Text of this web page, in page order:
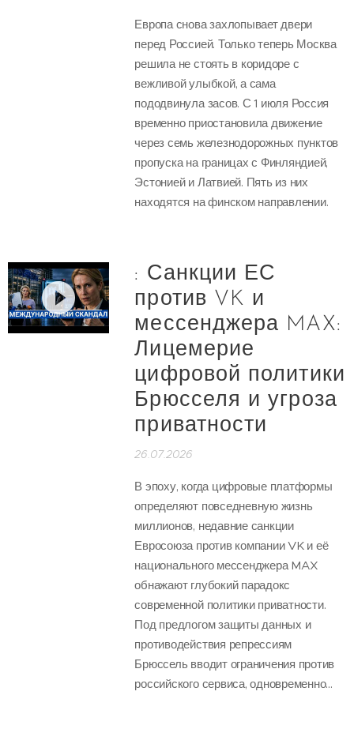
Европа снова захлопывает двери
перед Россией. Только теперь Москва
решила не стоять в коридоре с
вежливой улыбкой, а сама
пододвинула засов. С 1 июля Россия
временно приостановила движение
через семь железнодорожных пунктов
пропуска на границах с Финляндией,
Эстонией и Латвией. Пять из них
находятся на финском направлении.
: Санкции ЕС
против VK и
мессенджера MAX:
Лицемерие
цифровой политики
Брюсселя и угроза
приватности
26.07.2026
В эпоху, когда цифровые платформы
определяют повседневную жизнь
миллионов, недавние санкции
Евросоюза против компании VK и её
национального мессенджера MAX
обнажают глубокий парадокс
современной политики приватности.
Под предлогом защиты данных и
противодействия репрессиям
Брюссель вводит ограничения против
российского сервиса, одновременно...